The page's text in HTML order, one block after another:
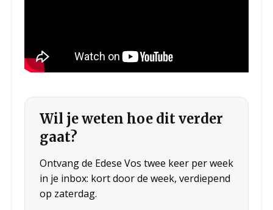
Wil je weten hoe dit verder
gaat?
Ontvang de Edese Vos twee keer per week
in je inbox: kort door de week, verdiepend
op zaterdag.